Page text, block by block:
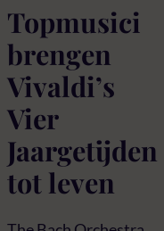
Topmusici
brengen
Vivaldi’s
Vier
Jaargetijden
tot leven